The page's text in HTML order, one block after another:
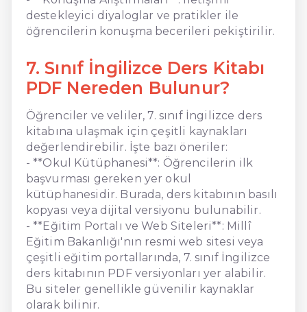
destekleyici diyaloglar ve pratikler ile
öğrencilerin konuşma becerileri pekiştirilir.
7. Sınıf İngilizce Ders Kitabı
PDF Nereden Bulunur?
Öğrenciler ve veliler, 7. sınıf İngilizce ders
kitabına ulaşmak için çeşitli kaynakları
değerlendirebilir. İşte bazı öneriler:
- **Okul Kütüphanesi**: Öğrencilerin ilk
başvurması gereken yer okul
kütüphanesidir. Burada, ders kitabının basılı
kopyası veya dijital versiyonu bulunabilir.
- **Eğitim Portalı ve Web Siteleri**: Millî
Eğitim Bakanlığı'nın resmi web sitesi veya
çeşitli eğitim portallarında, 7. sınıf İngilizce
ders kitabının PDF versiyonları yer alabilir.
Bu siteler genellikle güvenilir kaynaklar
olarak bilinir.